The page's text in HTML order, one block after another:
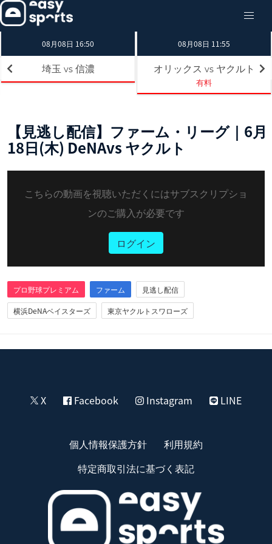
08月08日 16:50
埼玉 vs 信濃
08月08日 11:55
オリックス vs ヤクルト
有料
【見逃し配信】ファーム・リーグ｜6月
18日(木) DeNAvs ヤクルト
こちらの動画を視聴いただくにはサブスクリプショ
ンのご購入が必要です
ログイン
プロ野球プレミアム ファーム
見逃し配信
横浜DeNAベイスターズ
東京ヤクルトスワローズ
X Facebook Instagram LINE
個人情報保護方針
利用規約
特定商取引法に基づく表記